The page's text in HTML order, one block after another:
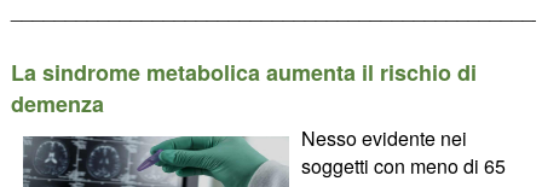
La sindrome metabolica aumenta il rischio di
demenza
Nesso evidente nei
soggetti con meno di 65